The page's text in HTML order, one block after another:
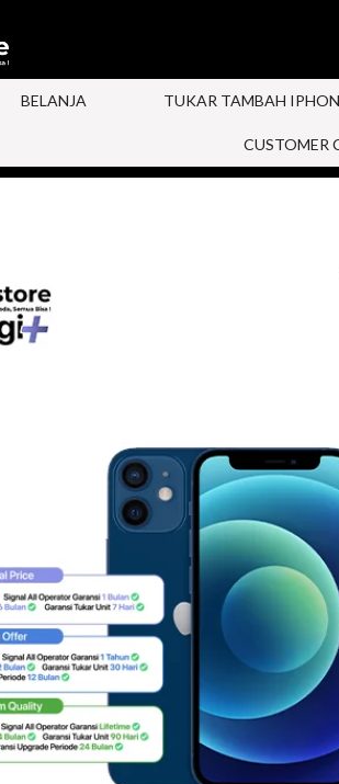
BELANJA TUKAR TAMBAH
CUSTOMER